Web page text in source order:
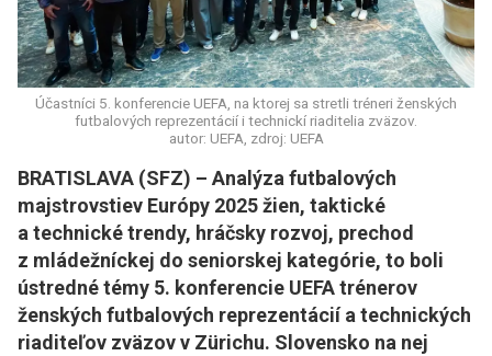
Účastníci 5. konferencie UEFA, na ktorej sa stretli tréneri ženských
futbalových reprezentácií i technickí riaditelia zväzov.
autor: UEFA, zdroj: UEFA
BRATISLAVA (SFZ) – Analýza futbalových
majstrovstiev Európy 2025 žien, taktické
a technické trendy, hráčsky rozvoj, prechod
z mládežníckej do seniorskej kategórie, to boli
ústredné témy 5. konferencie UEFA trénerov
ženských futbalových reprezentácií a technických
riaditeľov zväzov v Zürichu. Slovensko na nej